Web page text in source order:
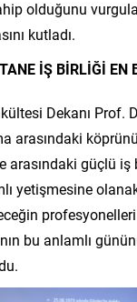
olduğunu
kutladı.
İŞ BİRLİĞİ EN
Dekanı Prof.
arasındaki
arasındaki güçlü
yetişmesine
bu anlamlı